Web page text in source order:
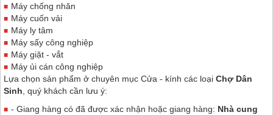
Máy chống nhăn
Máy cuốn vải
Máy ly tâm
Máy sấy công nghiệp
Máy giặt - vắt
Máy ủi cán công nghiệp
Lựa chọn sản phẩm ở chuyên mục Cửa - kính các loại Chợ Dân
Sinh, quý khách cần lưu ý:
- Giang hàng có đã được xác nhận hoặc giang hàng: Nhà cung